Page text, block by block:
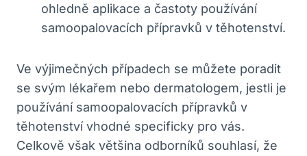
ohledně aplikace a častoty používání
samoopalovacích přípravků v těhotenství.
Ve výjimečných případech se můžete poradit
se svým lékařem nebo dermatologem, jestli je
používání samoopalovacích přípravků v
těhotenství vhodné specificky pro vás.
Celkově však většina odborníků souhlasí, že